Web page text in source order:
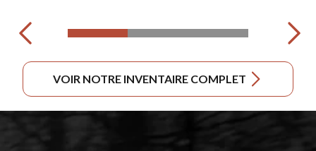
VOIR NOTRE INVENTAIRE COMPLET